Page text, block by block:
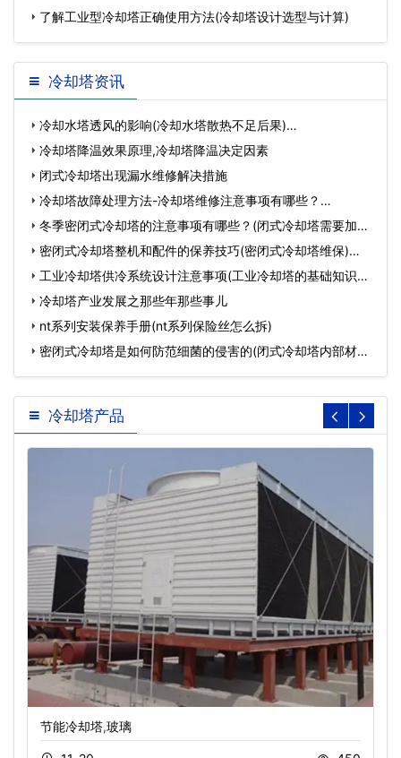
了解工业型冷却塔正确使用方法(冷却塔设计选型与计算)
冷却塔资讯
冷却水塔透风的影响(冷却水塔散热不足后果)…
冷却塔降温效果原理,冷却塔降温决定因素
闭式冷却塔出现漏水维修解决措施
冷却塔故障处理方法-冷却塔维修注意事项有哪些？…
冬季密闭式冷却塔的注意事项有哪些？(闭式冷却塔需要加药
么)…
密闭式冷却塔整机和配件的保养技巧(密闭式冷却塔维保)…
工业冷却塔供冷系统设计注意事项(工业冷却塔的基础知识和
常…冷却塔产业发展之那些年那些事儿
nt系列安装保养手册(nt系列保险丝怎么拆)
密闭式冷却塔是如何防范细菌的侵害的(闭式冷却塔内部材料)
…
冷却塔产品
节能冷却塔,玻璃